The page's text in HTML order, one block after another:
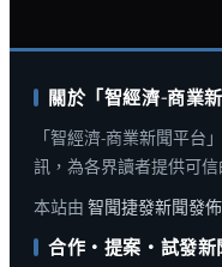
關於「智經濟-商業新
「智經濟-商業新聞平台
訊，為各界讀者提供可
本站由 智聞捷發新聞發
合作・提案・試發新